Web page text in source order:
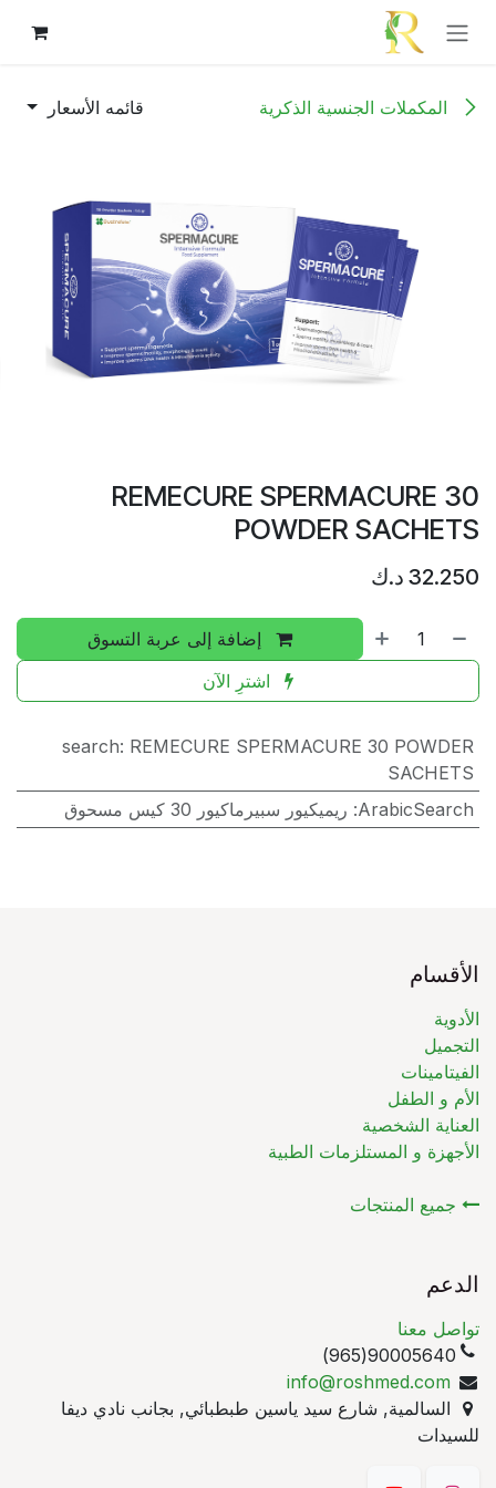
تخطي للذهاب إلى المحتوى
المكملات الجنسية الذكرية قائمه الأسعار
REMECURE SPERMACURE 30
POWDER SACHETS
32.250 د.ك
إضافة إلى عربة التسوق
اشترِ الآن
search: REMECURE SPERMACURE 30 POWDER
SACHETS
ArabicSearch
: ريميكيور سبيرماكيور 30 ​​كيس مسحوق
الأقسام
الأدوية
التجميل
الفيتامينات
الأم و الطفل
العناية الشخصية
الأجهزة و المستلزمات الطبية
جميع المنتجات
الدعم
تواصل معنا
90005640(965)
info@roshmed.com
السالمية, شارع سيد ياسين طبطبائي, بجانب نادي ديفا
للسيدات